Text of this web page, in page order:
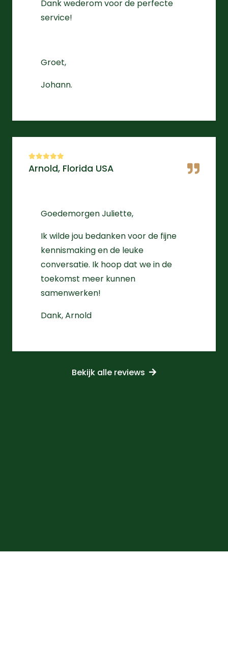
Dank wederom voor de perfecte
service!
Groet,
Johann.
Arnold, Florida USA
Goedemorgen Juliette,
Ik wilde jou bedanken voor de fijne
kennismaking en de leuke
conversatie. Ik hoop dat we in de
toekomst meer kunnen
samenwerken!
Dank, Arnold
Bekijk alle reviews